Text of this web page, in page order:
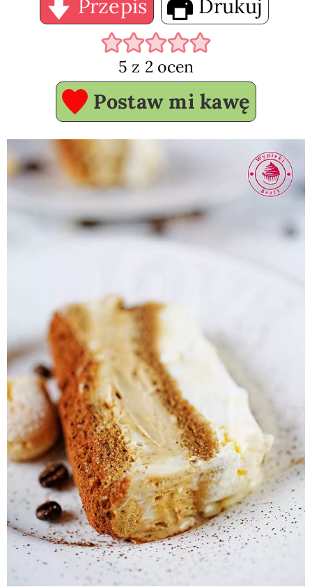
Przepis Drukuj
5 z 2 ocen
Postaw mi kawę